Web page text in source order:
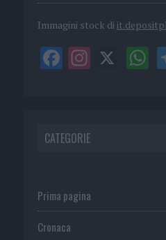
Immagini stock di
CATEGORIE
Prima pagina
Cronaca